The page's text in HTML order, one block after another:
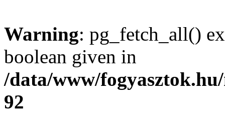
Warning: pg_fetch_all()
boolean given in
/data/www/
92